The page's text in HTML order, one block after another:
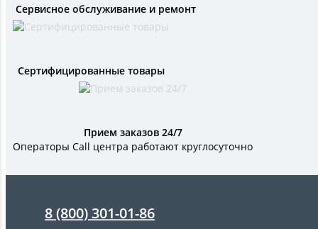
Сервисное обслуживание и ремонт
Сертифицированные товары
Прием заказов 24/7
Операторы Call центра работают круглосуточно
8 (800) 301-01-86